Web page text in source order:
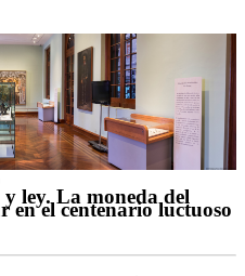
ley. La moneda del
el centenario luctuoso